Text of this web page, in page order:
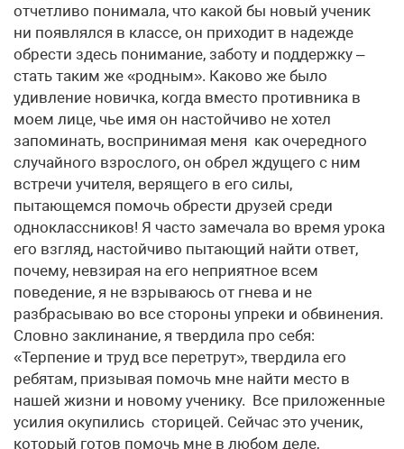
отчетливо понимала, что какой бы новый ученик
ни появлялся в классе, он приходит в надежде
обрести здесь понимание, заботу и поддержку –
стать таким же «родным». Каково же было
удивление новичка, когда вместо противника в
моем лице, чье имя он настойчиво не хотел
запоминать, воспринимая меня как очередного
случайного взрослого, он обрел ждущего с ним
встречи учителя, верящего в его силы,
пытающемся помочь обрести друзей среди
одноклассников! Я часто замечала во время урока
его взгляд, настойчиво пытающий найти ответ,
почему, невзирая на его неприятное всем
поведение, я не взрываюсь от гнева и не
разбрасываю во все стороны упреки и обвинения.
Словно заклинание, я твердила про себя:
«Терпение и труд все перетрут», твердила его
ребятам, призывая помочь мне найти место в
нашей жизни и новому ученику. Все приложенные
усилия окупились сторицей. Сейчас это ученик,
который готов помочь мне в любом деле,